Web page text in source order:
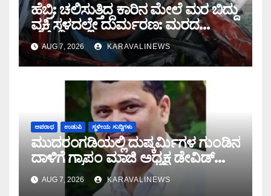
ಹೆಬ್ರಿ: ಚಲಿಸುತ್ತಿದ್ದ ಕಾರಿನ ಮೇಲೆ ಮರ ಬಿದ್ದು
ವ್ಯಕ್ತಿ ಸ್ಥಳದಲ್ಲೇ ದುರ್ಮರಣ: ಮರದ
ರೂಪದಲ್ಲಿ ಕಾದಿದ್ದ ಜವರಾಯ
AUG 7, 2026 KARAVALINEWS
ಅಪರಾಧ ಉಡುಪಿ ಸ್ಥಳೀಯ ಸುದ್ದಿಗಳು
ಮುದರಂಗಡಿಯಲ್ಲಿ ದುಷ್ಕರ್ಮಿಗಳ ಗುಂಡಿನ
ದಾಳಿಗೆ ಗ್ರಾಪಂ ಮಾಜಿ ಅಧ್ಯಕ್ಷ ಡೇವಿಡ್
ಡಿಸೋಜ ಬಲಿ
AUG 7, 2026 KARAVALINEWS